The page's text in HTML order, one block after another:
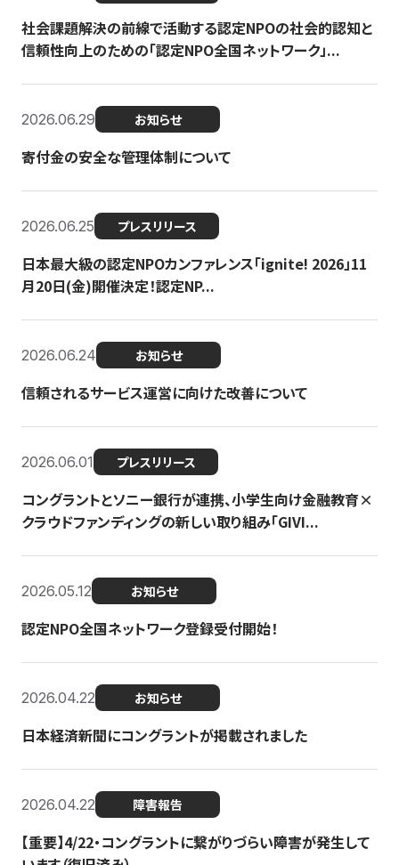
社会課題解決の前線で活動する認定NPOの社会的認知と
信頼性向上のための「認定NPO全国ネットワーク」...
2026.06.29 お知らせ
寄付金の安全な管理体制について
2026.06.25 プレスリリース
日本最大級の認定NPOカンファレンス「ignite! 2026」11
月20日(金)開催決定！認定NP...
2026.06.24 お知らせ
信頼されるサービス運営に向けた改善について
2026.06.01 プレスリリース
コングラントとソニー銀行が連携、小学生向け金融教育×
クラウドファンディングの新しい取り組み「GIVI...
2026.05.12 お知らせ
認定NPO全国ネットワーク登録受付開始！
2026.04.22 お知らせ
日本経済新聞にコングラントが掲載されました
2026.04.22 障害報告
【重要】4/22・コングラントに繋がりづらい障害が発生して